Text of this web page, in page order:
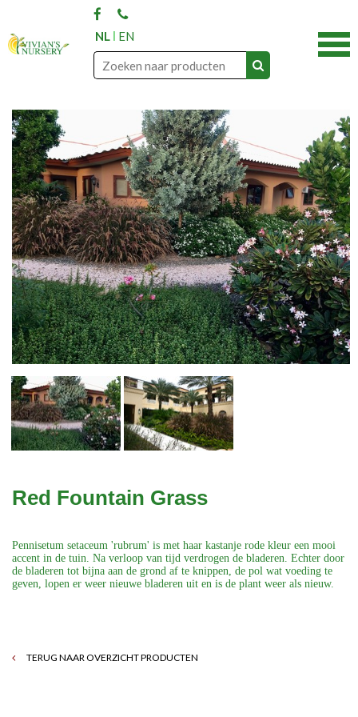
NL EN
Red Fountain Grass
Pennisetum setaceum 'rubrum' is met haar kastanje rode kleur een mooi
accent in de tuin. Na verloop van tijd verdrogen de bladeren. Echter door
de bladeren tot bijna aan de grond af te knippen, de pol wat voeding te
geven, lopen er weer nieuwe bladeren uit en is de plant weer als nieuw.
TERUG NAAR OVERZICHT PRODUCTEN